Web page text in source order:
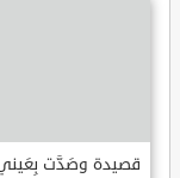
قصيدة وصَدَّت بِعَيني